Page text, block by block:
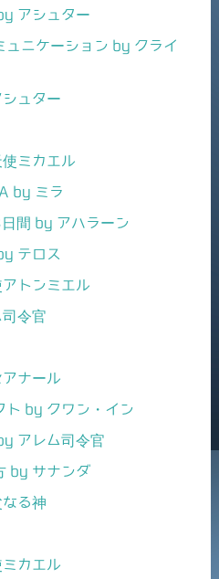
アシュター
ュニケーション by クライ
ュター
ミカエル
by ミラ
間 by アハラーン
テロス
トンミエル
令官
ナール
ト by クワン・イン
アレム司令官
by サナンダ
る神
カエル